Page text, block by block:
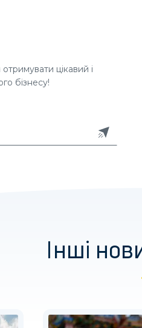
цікавий і
бізнесу!
Інші